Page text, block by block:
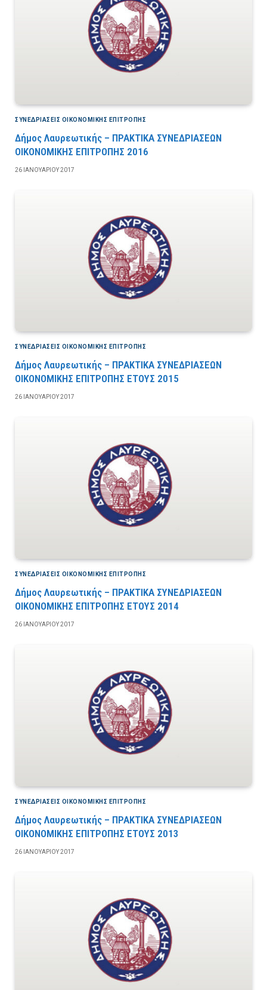
ΣΥΝΕΔΡΙΆΣΕΙΣ ΟΙΚΟΝΟΜΙΚΉΣ ΕΠΙΤΡΟΠΉΣ
Δήμος Λαυρεωτικής – ΠΡΑΚΤΙΚΑ ΣΥΝΕΔΡΙΑΣΕΩΝ
ΟΙΚΟΝΟΜΙΚΗΣ ΕΠΙΤΡΟΠΗΣ 2016
26 ΙΑΝΟΥΑΡΊΟΥ 2017
ΣΥΝΕΔΡΙΆΣΕΙΣ ΟΙΚΟΝΟΜΙΚΉΣ ΕΠΙΤΡΟΠΉΣ
Δήμος Λαυρεωτικής – ΠΡΑΚΤΙΚΑ ΣΥΝΕΔΡΙΑΣΕΩΝ
ΟΙΚΟΝΟΜΙΚΗΣ ΕΠΙΤΡΟΠΗΣ ΕΤΟΥΣ 2015
26 ΙΑΝΟΥΑΡΊΟΥ 2017
ΣΥΝΕΔΡΙΆΣΕΙΣ ΟΙΚΟΝΟΜΙΚΉΣ ΕΠΙΤΡΟΠΉΣ
Δήμος Λαυρεωτικής – ΠΡΑΚΤΙΚΑ ΣΥΝΕΔΡΙΑΣΕΩΝ
ΟΙΚΟΝΟΜΙΚΗΣ ΕΠΙΤΡΟΠΗΣ ΕΤΟΥΣ 2014
26 ΙΑΝΟΥΑΡΊΟΥ 2017
ΣΥΝΕΔΡΙΆΣΕΙΣ ΟΙΚΟΝΟΜΙΚΉΣ ΕΠΙΤΡΟΠΉΣ
Δήμος Λαυρεωτικής – ΠΡΑΚΤΙΚΑ ΣΥΝΕΔΡΙΑΣΕΩΝ
ΟΙΚΟΝΟΜΙΚΗΣ ΕΠΙΤΡΟΠΗΣ ΕΤΟΥΣ 2013
26 ΙΑΝΟΥΑΡΊΟΥ 2017